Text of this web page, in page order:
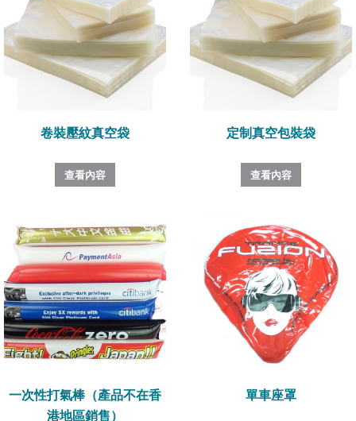
卷裝壓紋真空袋
查看內容
定制真空包裝袋
查看內容
一次性打氣棒（產品不在香
港地區銷售）
單車座罩